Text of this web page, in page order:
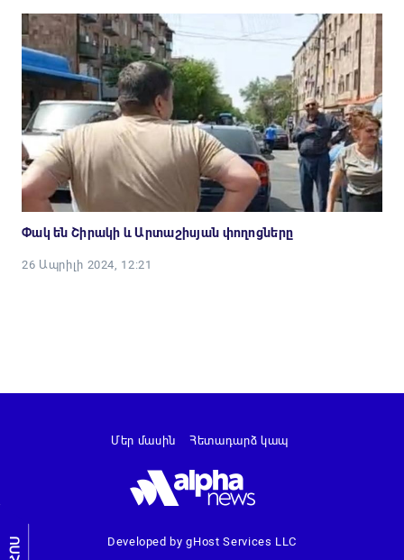
Փակ են Շիրակի և Արտաշիսյան փողոցները
26 Ապրիլի 2024, 12:21
Developed by gHost Services LLC
Մեր մասին Հետադարձ կապ